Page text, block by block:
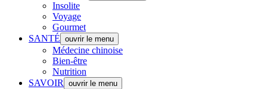
Insolite
Voyage
Gourmet
SANTÉ ouvrir le menu
Médecine chinoise
Bien-être
Nutrition
SAVOIR
ouvrir le menu